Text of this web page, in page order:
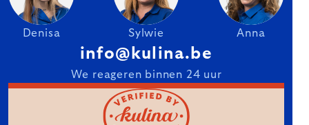
Denisa Sylwie Anna
info@kulina.be
We reageren binnen 24 uur